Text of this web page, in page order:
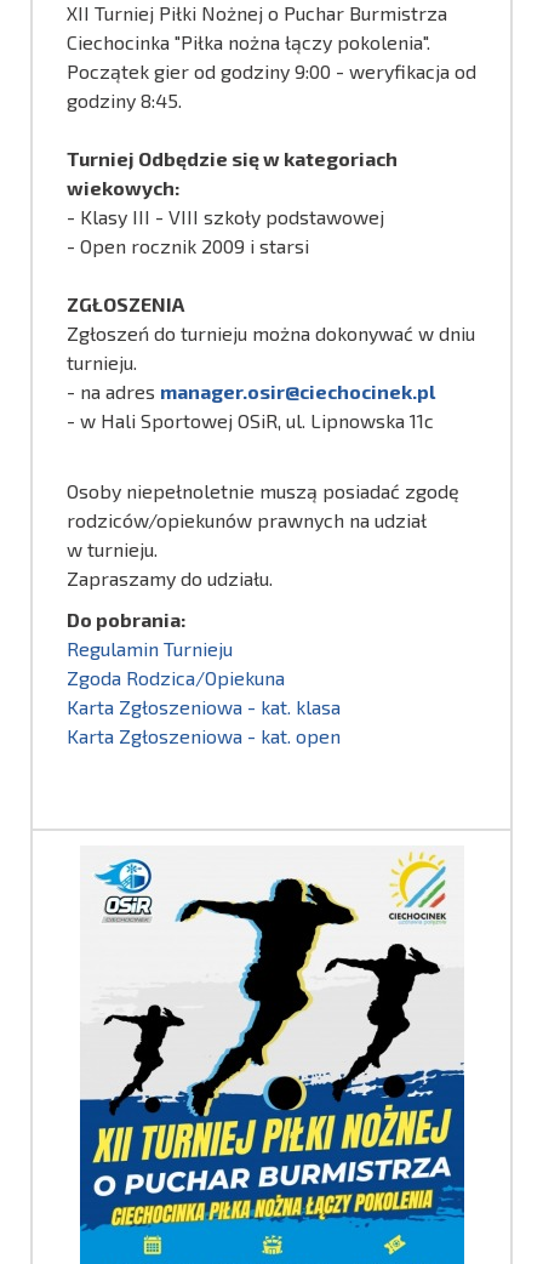
XII Turniej Piłki Nożnej o Puchar Burmistrza
Ciechocinka "Piłka nożna łączy pokolenia".
Początek gier od godziny 9:00 - weryfikacja od
godziny 8:45.
Turniej Odbędzie się w kategoriach
wiekowych:
- Klasy III - VIII szkoły podstawowej
- Open rocznik 2009 i starsi
ZGŁOSZENIA
Zgłoszeń do turnieju można dokonywać w dniu
turnieju.
- na adres manager.osir@ciechocinek.pl
- w Hali Sportowej OSiR, ul. Lipnowska 11c
Osoby niepełnoletnie muszą posiadać zgodę
rodziców/opiekunów prawnych na udział
w turnieju.
Zapraszamy do udziału.
Do pobrania:
Regulamin Turnieju
Zgoda Rodzica/Opiekuna
Karta Zgłoszeniowa - kat. klasa
Karta Zgłoszeniowa - kat. open